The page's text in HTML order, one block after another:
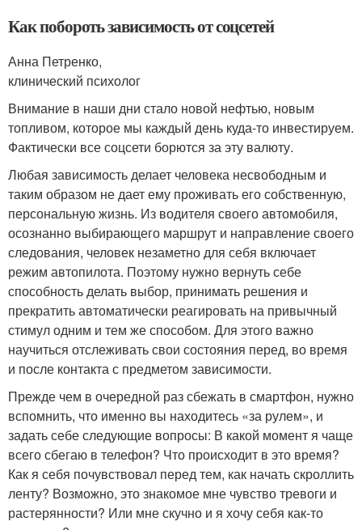
Как побороть зависимость от соцсетей
Анна Петренко,
клинический психолог
Внимание в наши дни стало новой нефтью, новым
топливом, которое мы каждый день куда-то инвестируем.
Фактически все соцсети борются за эту валюту.
Любая зависимость делает человека несвободным и
таким образом не дает ему проживать его собственную,
персональную жизнь. Из водителя своего автомобиля,
осознанно выбирающего маршрут и направление своего
следования, человек незаметно для себя включает
режим автопилота. Поэтому нужно вернуть себе
способность делать выбор, принимать решения и
прекратить автоматически реагировать на привычный
стимул одним и тем же способом. Для этого важно
научиться отслеживать свои состояния перед, во время
и после контакта с предметом зависимости.
Прежде чем в очередной раз сбежать в смартфон, нужно
вспомнить, что именно вы находитесь «за рулем», и
задать себе следующие вопросы: В какой момент я чаще
всего сбегаю в телефон? Что происходит в это время?
Как я себя почувствовал перед тем, как начать скроллить
ленту? Возможно, это знакомое мне чувство тревоги и
растерянности? Или мне скучно и я хочу себя как-то